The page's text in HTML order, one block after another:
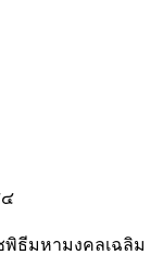
๔
ธีมหามงคลเฉลิม